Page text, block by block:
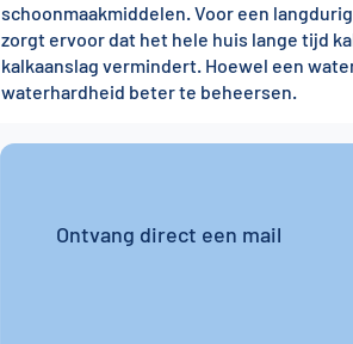
schoonmaakmiddelen. Voor een
zorgt ervoor dat het hele huis lange tijd
kalkaanslag vermindert. Hoewel een
waterhardheid beter te beheersen.
Ontvang direct een mail